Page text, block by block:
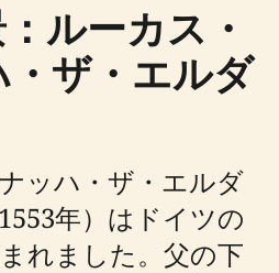
ルーカス・
ザ・エルダ
ッハ・ザ・エルダ
年）はドイツの
れました。父の下